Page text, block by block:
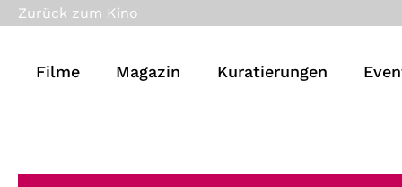
Zurück zum Kino
Filme Magazin Kuratierungen